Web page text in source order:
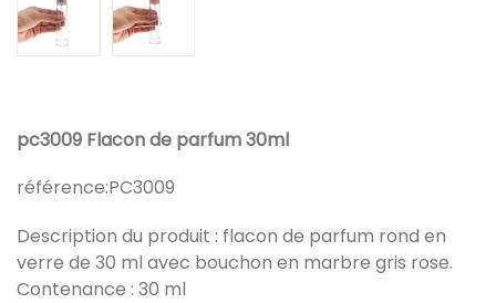
pc3009 Flacon de parfum 30ml
référence:PC3009
Description du produit : flacon de parfum rond en
verre de 30 ml avec bouchon en marbre gris rose.
Contenance : 30 ml